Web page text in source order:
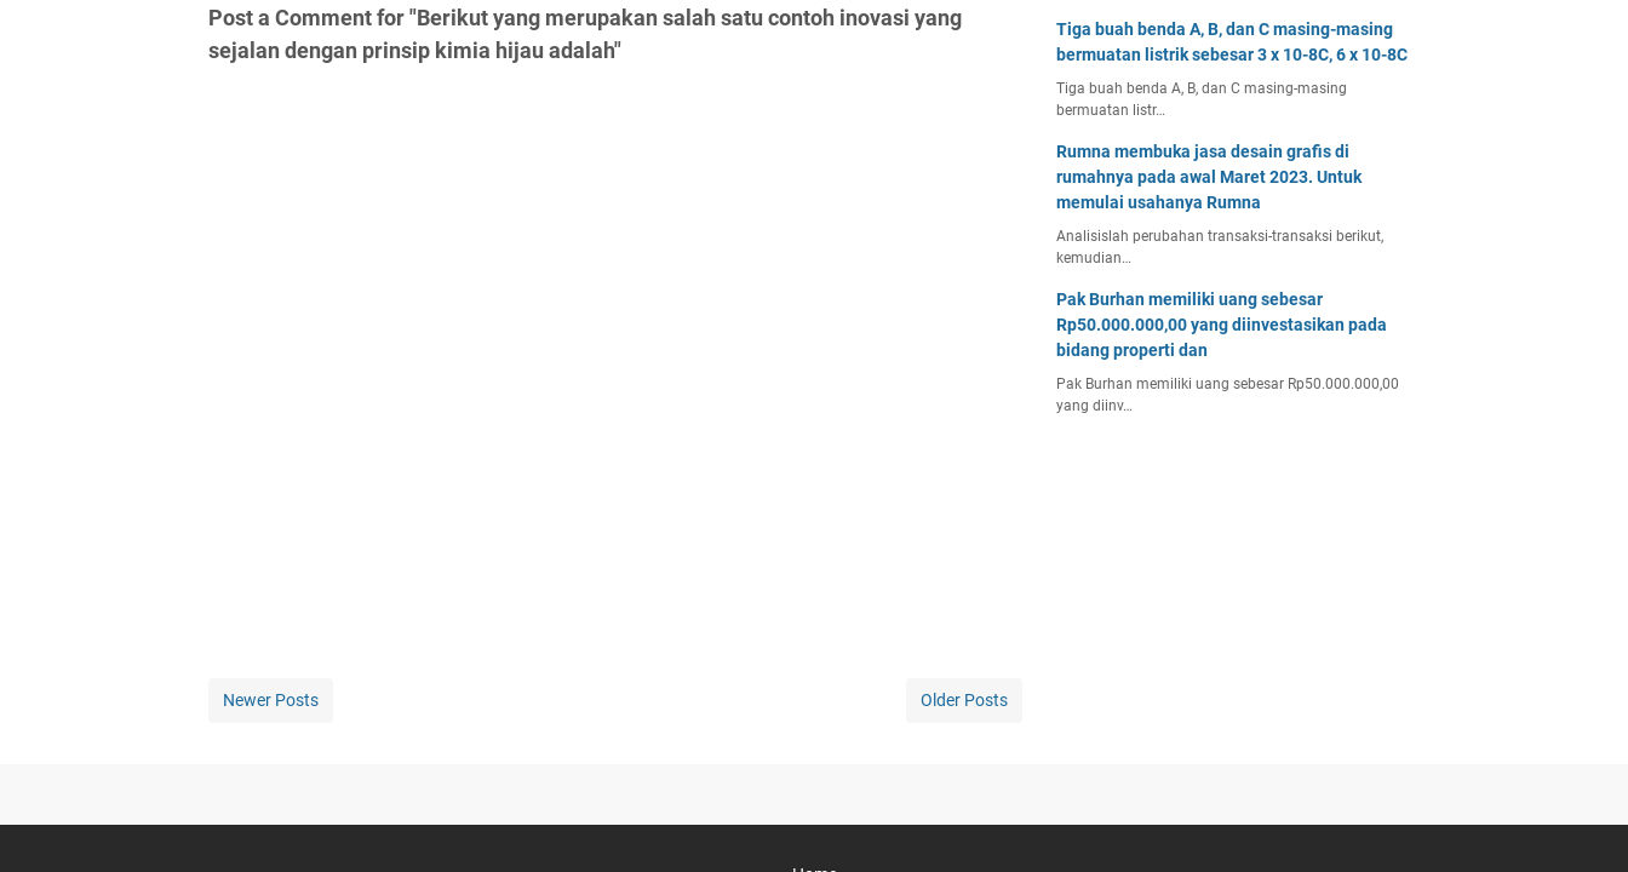
Post a Comment for "Berikut yang merupakan salah satu contoh inovasi yang
sejalan dengan prinsip kimia hijau adalah"
Newer Posts Older Posts
Tiga buah benda A, B, dan C masing-masing
bermuatan listrik sebesar 3 x 10-8C, 6 x 10-8C
Tiga buah benda A, B, dan C masing-masing
bermuatan listr…
Rumna membuka jasa desain grafis di
rumahnya pada awal Maret 2023. Untuk
memulai usahanya Rumna
Analisislah perubahan transaksi-transaksi berikut,
kemudian…
Pak Burhan memiliki uang sebesar
Rp50.000.000,00 yang diinvestasikan pada
bidang properti dan
Pak Burhan memiliki uang sebesar Rp50.000.000,00
yang diinv…